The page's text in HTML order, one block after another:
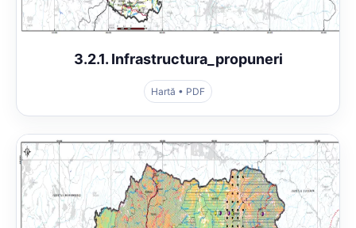
3.2.1. Infrastructura_propuneri
Hartă • PDF